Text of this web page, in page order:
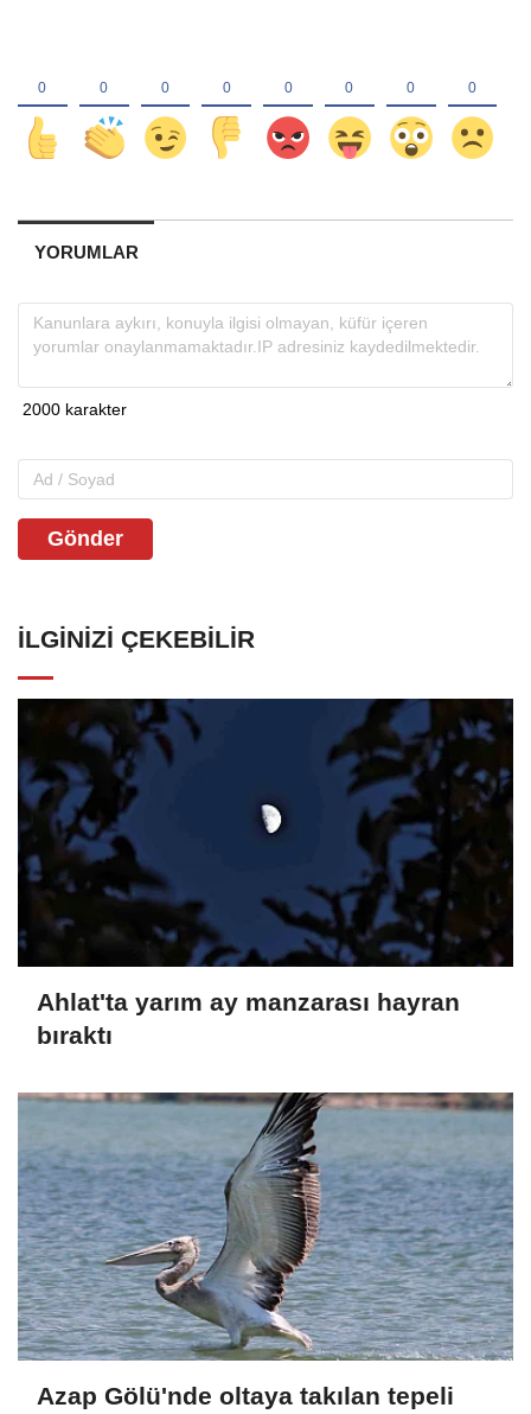
YORUMLAR
Gönder
İLGINIZI ÇEKEBILIR
Ahlat'ta yarım ay manzarası hayran
bıraktı
Azap Gölü'nde oltaya takılan tepeli